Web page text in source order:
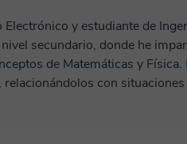
y estudiante de
secundario, donde he
de Matemáticas y
con
útiles y adaptados,